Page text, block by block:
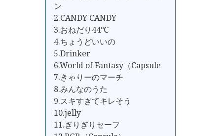
ン
2.CANDY CANDY
3.おねだり44℃
4.ちょうどいいの
5.Drinker
6.World of Fantasy（Capsule
7.きゃりーのマーチ
8.みんなのうた
9.スキすぎてキレそう
10.jelly
11.ぎりぎりセーフ